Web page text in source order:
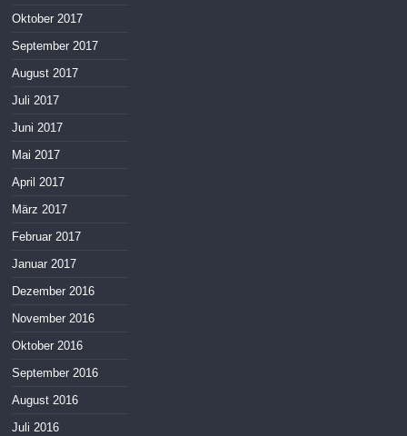
Oktober 2017
September 2017
August 2017
Juli 2017
Juni 2017
Mai 2017
April 2017
März 2017
Februar 2017
Januar 2017
Dezember 2016
November 2016
Oktober 2016
September 2016
August 2016
Juli 2016